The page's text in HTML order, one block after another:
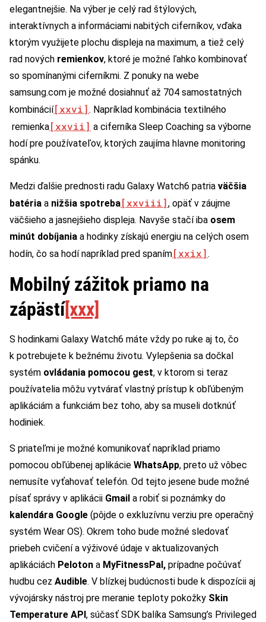
elegantnejšie. Na výber je celý rad štýlových,
interaktívnych a informáciami nabitých ciferníkov, vďaka
ktorým využijete plochu displeja na maximum, a tiež celý
rad nových remienkov, ktoré je možné ľahko kombinovať
so spomínanými ciferníkmi. Z ponuky na webe
samsung.com je možné dosiahnuť až 704 samostatných
kombinácií[xxvi] . Napríklad kombinácia textilného
remienka[xxvii] a ciferníka Sleep Coaching sa výborne
hodí pre používateľov, ktorých zaujíma hlavne monitoring
spánku.
Medzi ďalšie prednosti radu Galaxy Watch6 patria väčšia
batéria a nižšia spotreba[xxviii], opäť v záujme
väčšieho a jasnejšieho displeja. Navyše stačí iba osem
minút dobíjania a hodinky získajú energiu na celých osem
hodín, čo sa hodí napríklad pred spaním[xxix] .
Mobilný zážitok priamo na
zápästí[xxx]
S hodinkami Galaxy Watch6 máte vždy po ruke aj to, čo
k potrebujete k bežnému životu. Vylepšenia sa dočkal
systém ovládania pomocou gest, v ktorom si teraz
používatelia môžu vytvárať vlastný prístup k obľúbeným
aplikáciám a funkciám bez toho, aby sa museli dotknúť
hodiniek.
S priateľmi je možné komunikovať napríklad priamo
pomocou obľúbenej aplikácie WhatsApp, preto už vôbec
nemusíte vyťahovať telefón. Od tejto jesene bude možné
písať správy v aplikácii Gmail a robiť si poznámky do
kalendára Google (pôjde o exkluzívnu verziu pre operačný
systém Wear OS). Okrem toho bude možné sledovať
priebeh cvičení a výživové údaje v aktualizovaných
aplikáciách Peloton a MyFitnessPal, prípadne počúvať
hudbu cez Audible. V blízkej budúcnosti bude k dispozícii aj
vývojársky nástroj pre meranie teploty pokožky Skin
Temperature API, súčasť SDK balíka Samsung’s Privileged